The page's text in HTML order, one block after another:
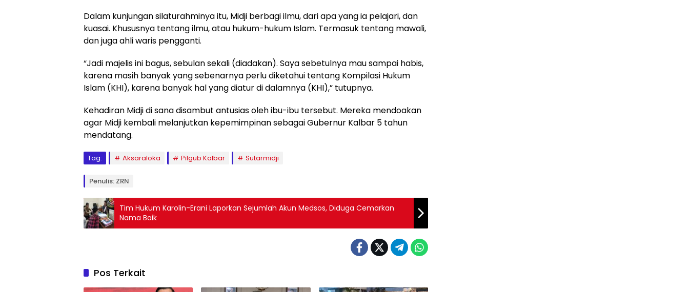
Dalam kunjungan silaturahminya itu, Midji berbagi ilmu, dari apa yang ia pelajari, dan
kuasai. Khususnya tentang ilmu, atau hukum-hukum Islam. Termasuk tentang mawali,
dan juga ahli waris pengganti.
“Jadi majelis ini bagus, sebulan sekali (diadakan). Saya sebetulnya mau sampai habis,
karena masih banyak yang sebenarnya perlu diketahui tentang Kompilasi Hukum
Islam (KHI), karena banyak hal yang diatur di dalamnya (KHI),” tutupnya.
Kehadiran Midji di sana disambut antusias oleh ibu-ibu tersebut. Mereka mendoakan
agar Midji kembali melanjutkan kepemimpinan sebagai Gubernur Kalbar 5 tahun
mendatang.
Tag: Aksaraloka Pilgub Kalbar Sutarmidji
Penulis: ZRN
Tim Hukum Karolin-Erani Laporkan Sejumlah Akun Medsos, Diduga Cemarkan
Nama Baik
Pos Terkait